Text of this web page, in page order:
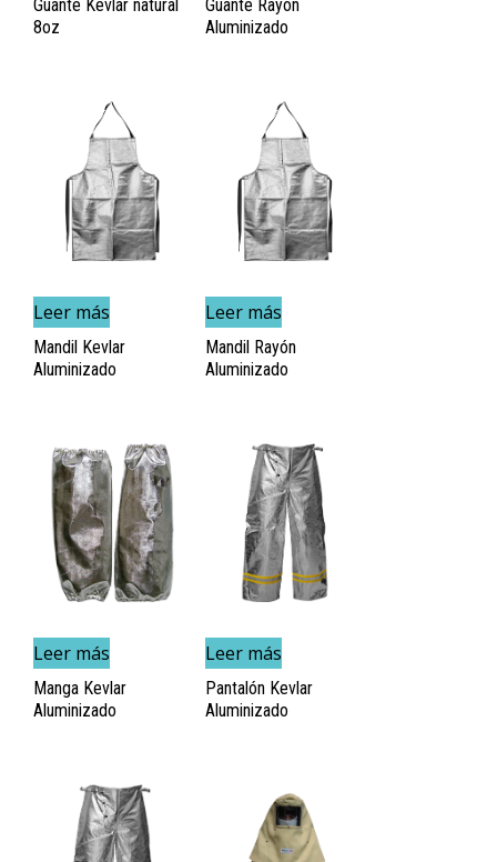
Guante Kevlar natural
8oz
Guante Rayón
Aluminizado
Leer más
Mandil Kevlar
Aluminizado
Leer más
Mandil Rayón
Aluminizado
Leer más
Manga Kevlar
Aluminizado
Leer más
Pantalón Kevlar
Aluminizado